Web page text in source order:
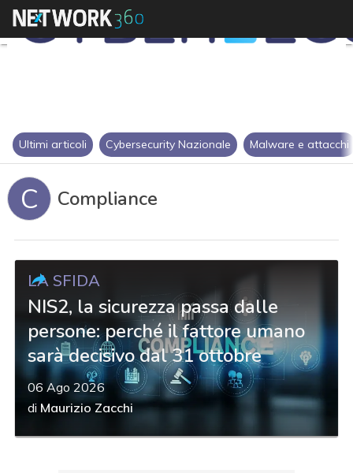
Ultimi articoli Cybersecurity Nazionale Malware e attacchi
C Compliance
LA SFIDA
NIS2, la sicurezza passa dalle
persone: perché il fattore umano
sarà decisivo dal 31 ottobre
06 Ago 2026
di Maurizio Zacchi